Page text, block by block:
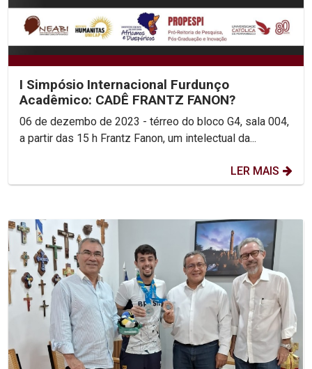
I Simpósio Internacional Furdunço
Acadêmico: CADÊ FRANTZ FANON?
06 de dezembo de 2023 - térreo do bloco G4, sala 004,
a partir das 15 h Frantz Fanon, um intelectual da...
LER MAIS